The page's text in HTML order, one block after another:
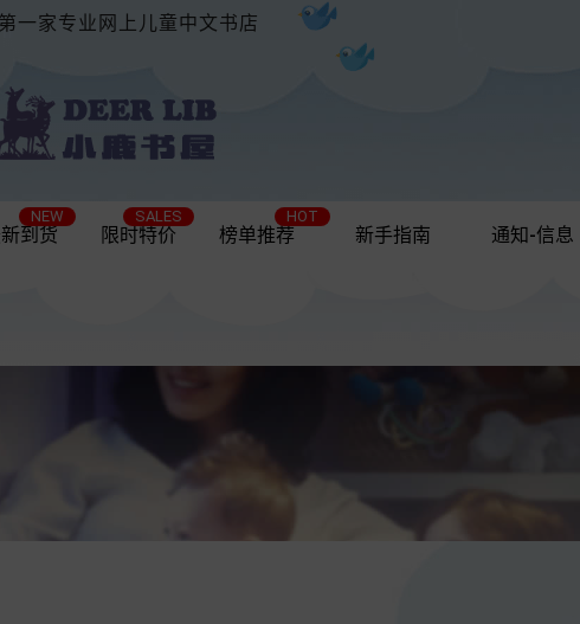
一家专业网上儿童中文书店
到货
NEW
限时特价
SALES
榜单推荐
HOT
新手指南 通知-信息